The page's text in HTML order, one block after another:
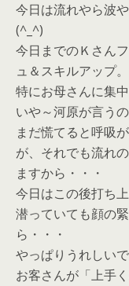
今日は流れやら波
(^_^)
今日までのＫさん
ュ＆スキルアップ。
特にお母さんに集
いや～河原が言う
まだ慌てると呼吸
が、それでも流れ
ますから・・・
今日はこの後打ち
潜っていても顔の
ら・・・
やっぱりうれしいで
お客さんが「上手